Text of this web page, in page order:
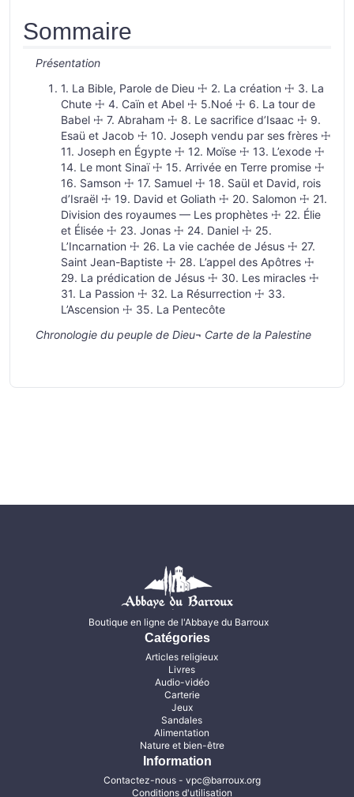
Sommaire
Présentation
1. La Bible, Parole de Dieu ☩ 2. La création ☩ 3. La
Chute ☩ 4. Caïn et Abel ☩ 5.Noé ☩ 6. La tour de
Babel ☩ 7. Abraham ☩ 8. Le sacrifice d’Isaac ☩ 9.
Esaü et Jacob ☩ 10. Joseph vendu par ses frères ☩
11. Joseph en Égypte ☩ 12. Moïse ☩ 13. L’exode ☩
14. Le mont Sinaï ☩ 15. Arrivée en Terre promise ☩
16. Samson ☩ 17. Samuel ☩ 18. Saül et David, rois
d’Israël ☩ 19. David et Goliath ☩ 20. Salomon ☩ 21.
Division des royaumes — Les prophètes ☩ 22. Élie
et Élisée ☩ 23. Jonas ☩ 24. Daniel ☩ 25.
L’Incarnation ☩ 26. La vie cachée de Jésus ☩ 27.
Saint Jean-Baptiste ☩ 28. L’appel des Apôtres ☩
29. La prédication de Jésus ☩ 30. Les miracles ☩
31. La Passion ☩ 32. La Résurrection ☩ 33.
L’Ascension ☩ 35. La Pentecôte
Chronologie du peuple de Dieu¬ Carte de la Palestine
Boutique en ligne de l'Abbaye du Barroux
Catégories
Articles religieux
Livres
Audio-vidéo
Carterie
Jeux
Sandales
Alimentation
Nature et bien-être
Information
Contactez-nous- vpc@barroux.org
Conditions d'utilisation